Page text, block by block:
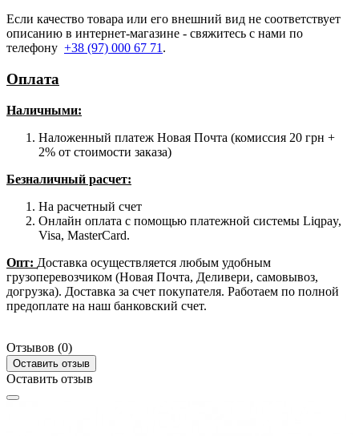
Если качество товара или его внешний вид не соответствует
описанию в интернет-магазине - свяжитесь с нами по
телефону +38 (97) 000 67 71 .
Оплата
Наличными:
Наложенный платеж Новая Почта (комиссия 20 грн +
2% от стоимости заказа)
Безналичный расчет:
На расчетный счет
Онлайн оплата с помощью платежной системы Liqpay,
Visa, MasterCard.
Опт: Доставка осуществляется любым удобным
грузоперевозчиком (Новая Почта, Деливери, самовывоз,
догрузка). Доставка за счет покупателя. Работаем по полной
предоплате на наш банковский счет.
Отзывов (0)
Оставить отзыв
Оставить отзыв